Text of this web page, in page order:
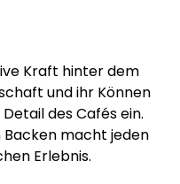
Kraft hinter dem
und ihr Können
des Cafés ein.
Backen macht jeden
Erlebnis.